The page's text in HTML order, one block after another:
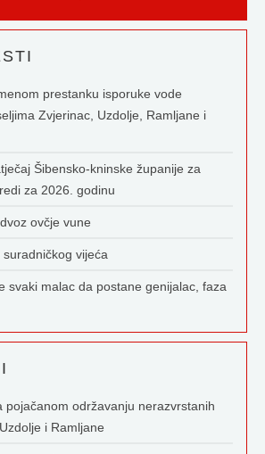
prestanku isporuke vode
Zvjerinac, Uzdolje, Ramljane i
Šibensko-kninske županije za
za 2026. godinu
ovčje vune
vijeća
svaki malac da postane genijalac, faza
pojačanom održavanju nerazvrstanih
i Ramljane